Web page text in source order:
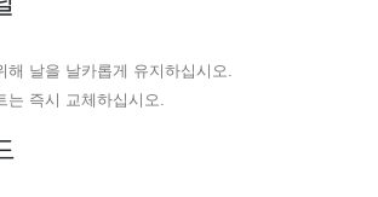
해 날을 날카롭게 유지하십시오.
는 즉시 교체하십시오.